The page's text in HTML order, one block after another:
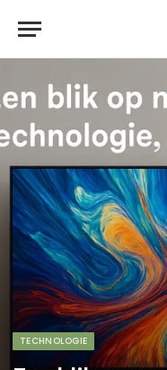
TECHNOLOGIE